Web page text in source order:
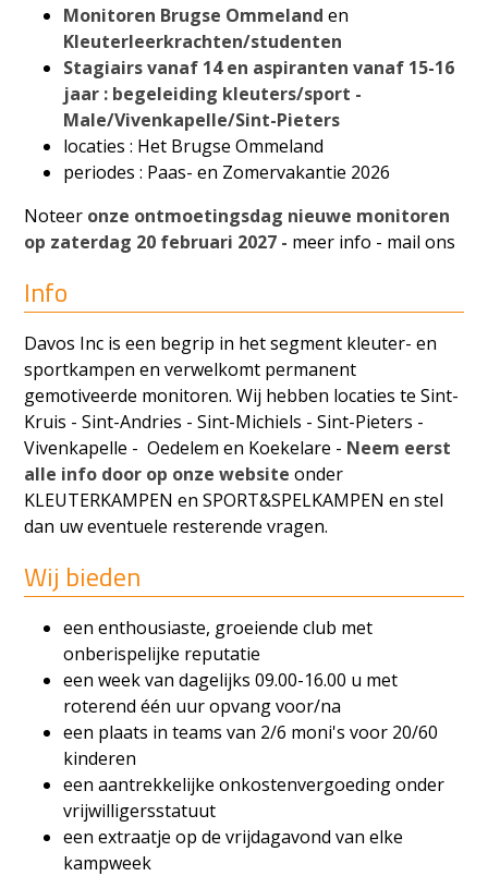
Monitoren Brugse Ommelanden
Kleuterleerkrachten/studenten
Stagiairs vanaf 14 en aspiranten vanaf 15-16
jaar : begeleiding kleuters/sport -
Male/Vivenkapelle/Sint-Pieters
locaties : Het Brugse Ommeland
periodes : Paas- en Zomervakantie 2026
Noteer onze ontmoetingsdag nieuwe monitoren
op zaterdag 20 februari 2027 - meer info - mail ons
Info
Davos Inc is een begrip in het segment kleuter- en
sportkampen en verwelkomt permanent
gemotiveerde monitoren. Wij hebben locaties te Sint-
Kruis - Sint-Andries - Sint-Michiels - Sint-Pieters -
Vivenkapelle - Oedelem en Koekelare - Neem eerst
alle info door op onze website onder
KLEUTERKAMPEN en SPORT&SPELKAMPEN en stel
dan uw eventuele resterende vragen.
Wij bieden
een enthousiaste, groeiende club met
onberispelijke reputatie
een week van dagelijks 09.00-16.00 u met
roterend één uur opvang voor/na
een plaats in teams van 2/6 moni's voor 20/60
kinderen
een aantrekkelijke onkostenvergoeding onder
vrijwilligersstatuut
een extraatje op de vrijdagavond van elke
kampweek